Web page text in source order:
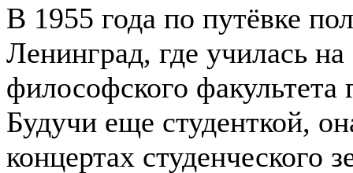
В 1955 года по путёвке
Ленинград, где училась
философского факультета
Будучи еще студенткой,
концертах студенческого